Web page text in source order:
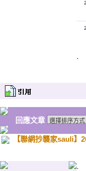
.
回應文章
【聯網抄襲家sauli】
.